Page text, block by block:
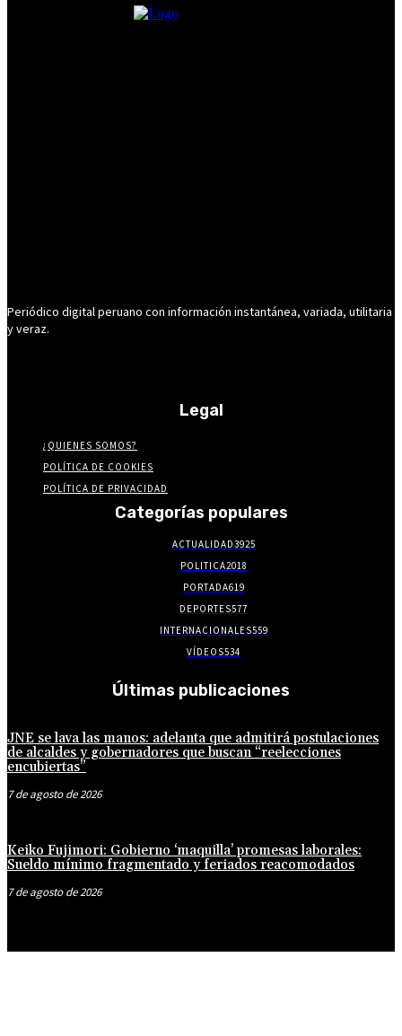
Periódico digital peruano con información instantánea, variada, utilitaria
y veraz.
Legal
¿QUIENES SOMOS?
POLÍTICA DE COOKIES
POLÍTICA DE PRIVACIDAD
Categorías populares
ACTUALIDAD3925
POLITICA2018
PORTADA619
DEPORTES577
INTERNACIONALES559
VÍDEOS534
Últimas publicaciones
JNE se lava las manos: adelanta que admitirá postulaciones
de alcaldes y gobernadores que buscan “reelecciones
encubiertas”
7 de agosto de 2026
Keiko Fujimori: Gobierno ‘maquilla’ promesas laborales:
Sueldo mínimo fragmentado y feriados reacomodados
7 de agosto de 2026